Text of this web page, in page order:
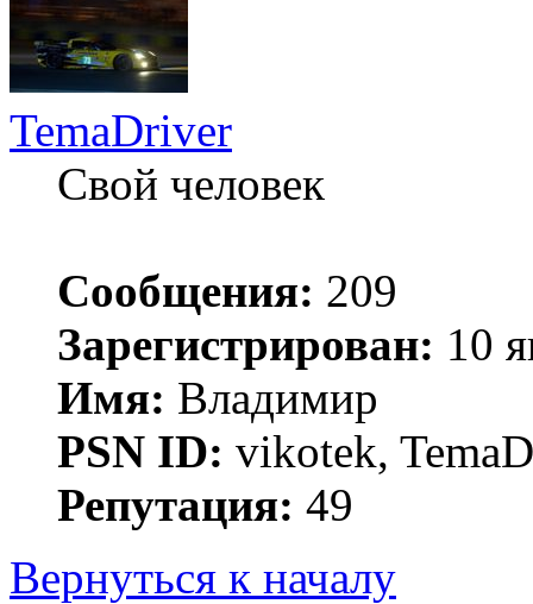
TemaDriver
Свой человек
Сообщения: 209
Зарегистрирован: 10
Имя: Владимир
PSN ID: vikotek,
Репутация: 49
Вернуться к началу